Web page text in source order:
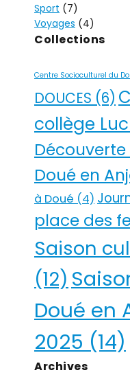
Sport (7)
Voyages (4)
Collections
Centre Socioculturel du
DOUCES (6)
collège
Doué en
à Doué (4)
place des
Saison
(12)
Doué en
2025 (14)
Archives